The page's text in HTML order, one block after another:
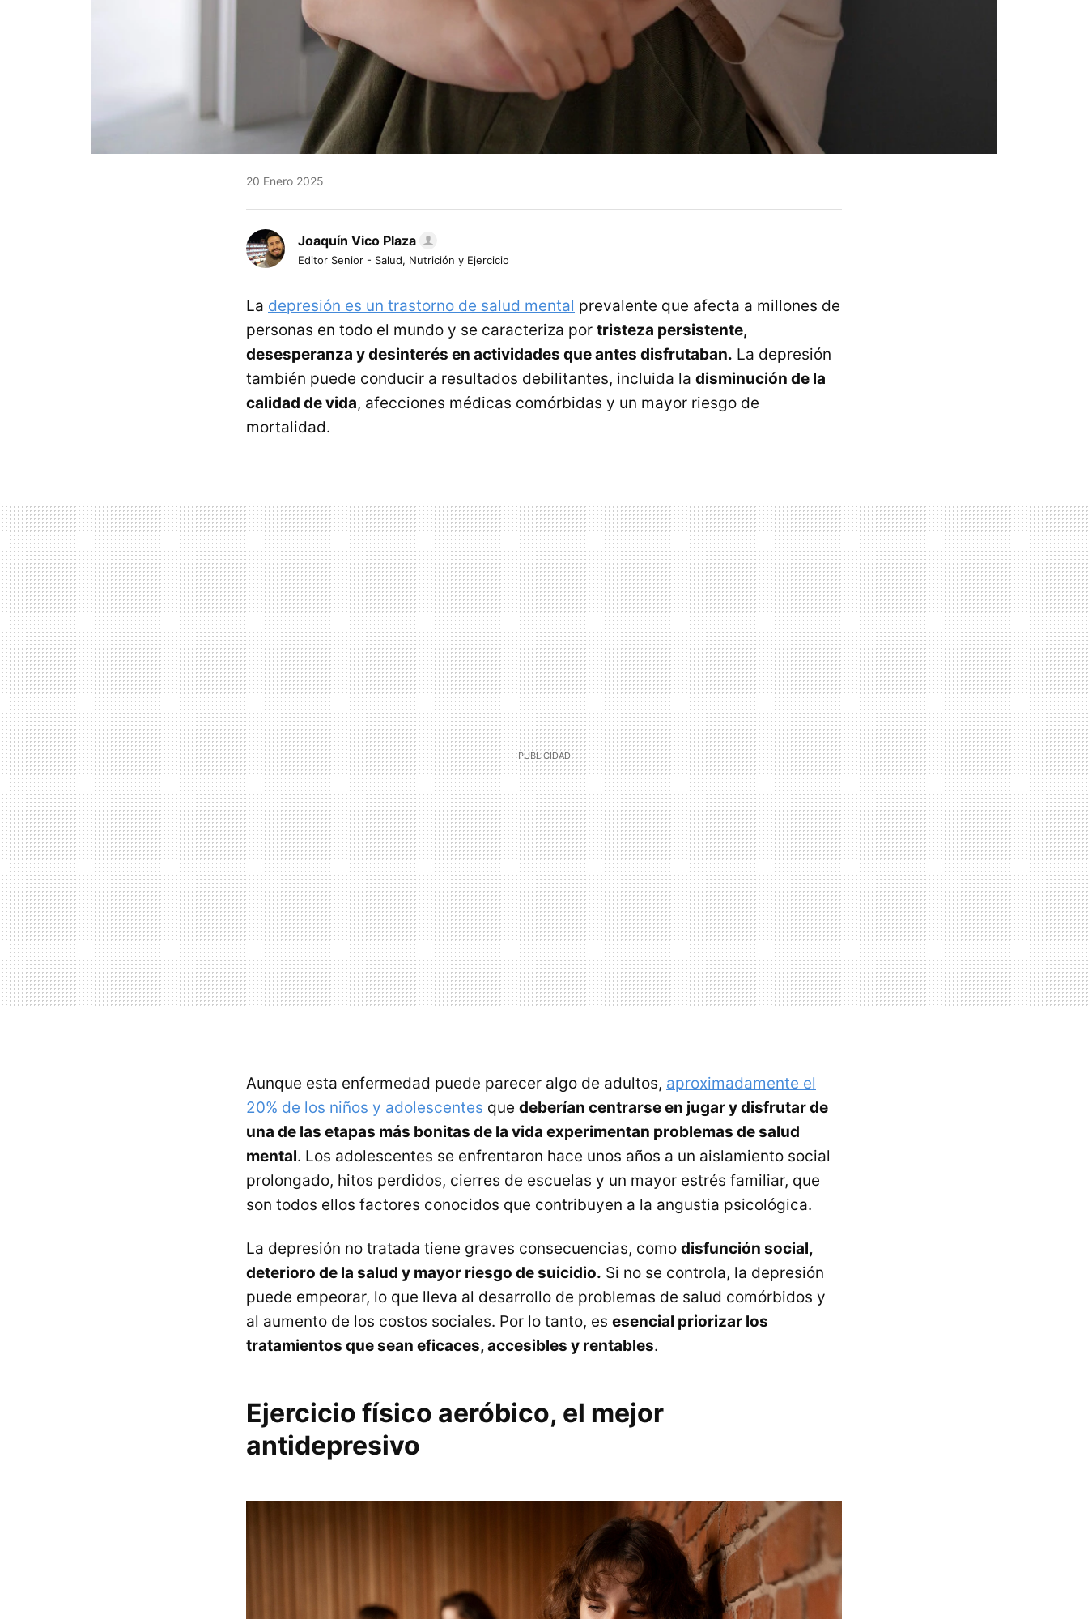
20 Enero 2025
Joaquín Vico Plaza
Editor Senior - Salud, Nutrición y Ejercicio
La depresión es un trastorno de salud mental prevalente que afecta a millones de
personas en todo el mundo y se caracteriza por tristeza persistente,
desesperanza y desinterés en actividades que antes disfrutaban. La depresión
también puede conducir a resultados debilitantes, incluida la disminución de la
calidad de vida, afecciones médicas comórbidas y un mayor riesgo de
mortalidad.
Aunque esta enfermedad puede parecer algo de adultos, aproximadamente el
20% de los niños y adolescentes que deberían centrarse en jugar y disfrutar de
una de las etapas más bonitas de la vida experimentan problemas de salud
mental. Los adolescentes se enfrentaron hace unos años a un aislamiento social
prolongado, hitos perdidos, cierres de escuelas y un mayor estrés familiar, que
son todos ellos factores conocidos que contribuyen a la angustia psicológica.
La depresión no tratada tiene graves consecuencias, como disfunción social,
deterioro de la salud y mayor riesgo de suicidio. Si no se controla, la depresión
puede empeorar, lo que lleva al desarrollo de problemas de salud comórbidos y
al aumento de los costos sociales. Por lo tanto, es esencial priorizar los
tratamientos que sean eficaces, accesibles y rentables.
Ejercicio físico aeróbico, el mejor
antidepresivo